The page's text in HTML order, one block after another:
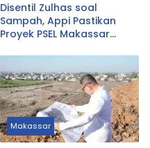
Disentil Zulhas soal
Sampah, Appi Pastikan
Proyek PSEL Makassar
Makassar